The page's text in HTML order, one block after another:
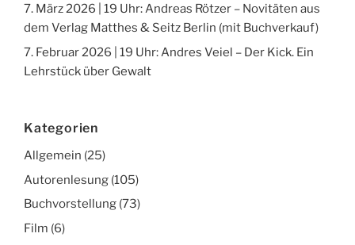
7. März 2026 | 19 Uhr: Andreas Rötzer – Novitäten aus
dem Verlag Matthes & Seitz Berlin (mit Buchverkauf)
7. Februar 2026 | 19 Uhr: Andres Veiel – Der Kick. Ein
Lehrstück über Gewalt
Kategorien
Allgemein (25)
Autorenlesung (105)
Buchvorstellung (73)
Film (6)